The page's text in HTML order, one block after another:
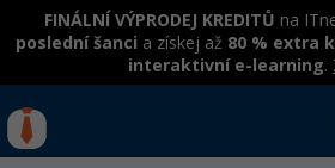
FINÁLNÍ VÝPRODEJ KREDITŮ na
poslední šanci a získej až 80 % extra
interaktivní e-learning.